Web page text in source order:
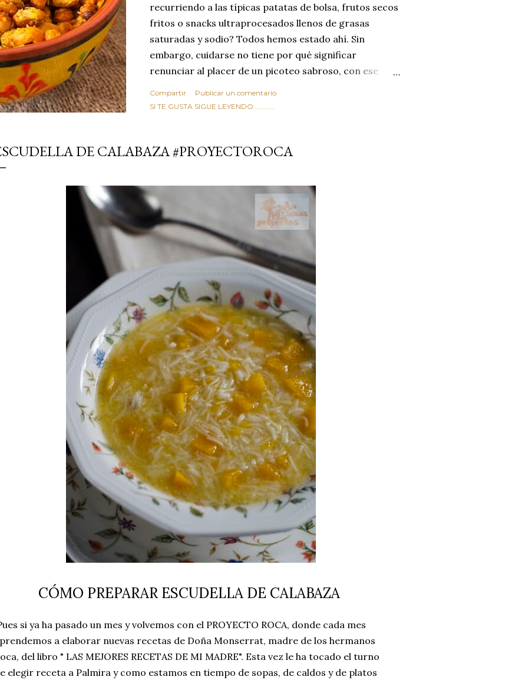
recurriendo a las típicas patatas de bolsa, frutos secos
fritos o snacks ultraprocesados llenos de grasas
saturadas y sodio? Todos hemos estado ahí. Sin
embargo, cuidarse no tiene por qué significar
renunciar al placer de un picoteo sabroso, con ese
Estas alubias crujientes al horno van a cambiar por
tradicionales y copiosos de invierno. Con esta receta
en un snack ligero, dorado, cargado de proteína y
100% natural. Es el sustituto perfecto a los frutos se...
Compartir
Publicar un comentario
SI TE GUSTA SIGUE LEYENDO............
DE CALABAZA #PROYECTOROCA
CÓMO PREPARAR ESCUDELLA DE CALABAZA
si ya ha pasado un mes y volvemos con el PROYECTO ROCA, donde cada mes
a elaborar nuevas recetas de Doña Monserrat, madre de los hermanos
del libro " LAS MEJORES RECETAS DE MI MADRE". Esta vez le ha tocado el turno
elegir receta a Palmira y como estamos en tiempo de sopas, de caldos y de platos